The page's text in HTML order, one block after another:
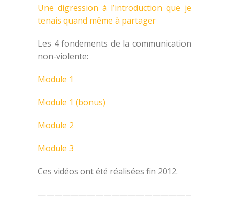
Une digression à l’introduction que je
tenais quand même à partager
Les 4 fondements de la communication
non-violente:
Module 1
Module 1 (bonus)
Module 2
Module 3
Ces vidéos ont été réalisées fin 2012.